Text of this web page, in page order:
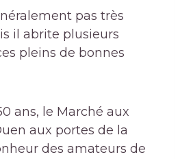
pas très
il abrite plusieurs
pleins de bonnes
ans, le Marché aux
aux portes de la
des amateurs de